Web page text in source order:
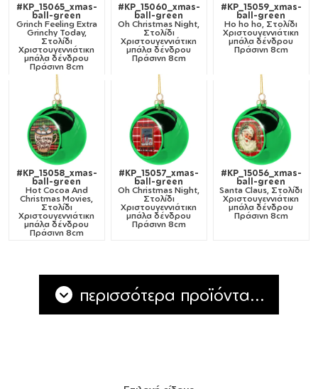
#KP_15065_xmas-
ball-green
Grinch Feeling Extra
Grinchy Today,
Στολίδι
Χριστουγεννιάτικη
μπάλα δένδρου
Πράσινη 8cm
#KP_15060_xmas-
ball-green
Oh Christmas Night,
Στολίδι
Χριστουγεννιάτικη
μπάλα δένδρου
Πράσινη 8cm
#KP_15059_xmas-
ball-green
Ho ho ho, Στολίδι
Χριστουγεννιάτικη
μπάλα δένδρου
Πράσινη 8cm
#KP_15058_xmas-
ball-green
Hot Cocoa And
Christmas Movies,
Στολίδι
Χριστουγεννιάτικη
μπάλα δένδρου
Πράσινη 8cm
#KP_15057_xmas-
ball-green
Oh Christmas Night,
Στολίδι
Χριστουγεννιάτικη
μπάλα δένδρου
Πράσινη 8cm
#KP_15056_xmas-
ball-green
Santa Claus, Στολίδι
Χριστουγεννιάτικη
μπάλα δένδρου
Πράσινη 8cm
περισσότερα προϊόντα...